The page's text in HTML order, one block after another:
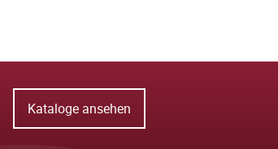
Kataloge ansehen